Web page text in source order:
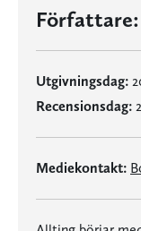
Författare:
Utgivningsdag:
Recensionsdag:
Mediekontakt: